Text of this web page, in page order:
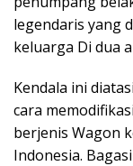
legendaris yang
keluarga Di dua
Kendala ini
cara
berjenis Wagon
Indonesia.